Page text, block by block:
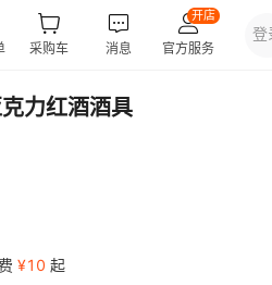
力红酒酒具
¥10 起